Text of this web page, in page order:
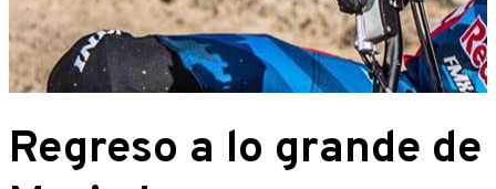
Regreso a lo grande de